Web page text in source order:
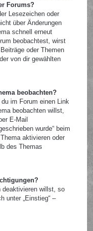
Forums?
Lesezeichen oder
über Änderungen
schnell erneut
beobachtest, wirst
oder Themen
von dir gewählten
beobachten?
im Forum einen Link
beobachten willst,
E-Mail
wurde“ beim
aktivieren oder
des Themas
deaktivieren willst, so
unter „Einstieg“ –